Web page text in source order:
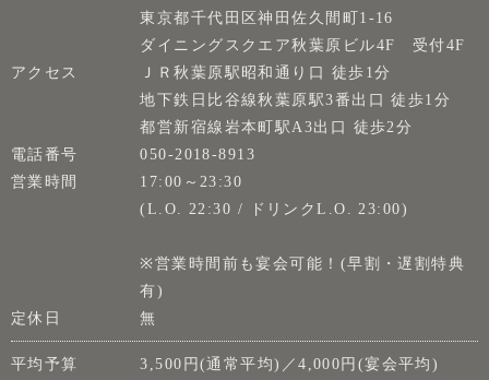
東京都千代田区神田佐久間町1-16
ダイニングスクエア秋葉原ビル4F 受付4F
アクセス
ＪＲ秋葉原駅昭和通り口 徒歩1分
地下鉄日比谷線秋葉原駅3番出口 徒歩1分
都営新宿線岩本町駅A3出口 徒歩2分
電話番号
050-2018-8913
営業時間
17:00～23:30
(L.O. 22:30 / ドリンクL.O. 23:00)
※営業時間前も宴会可能！(早割・遅割特典
有)
定休日
無
平均予算
3,500円(通常平均)／4,000円(宴会平均)